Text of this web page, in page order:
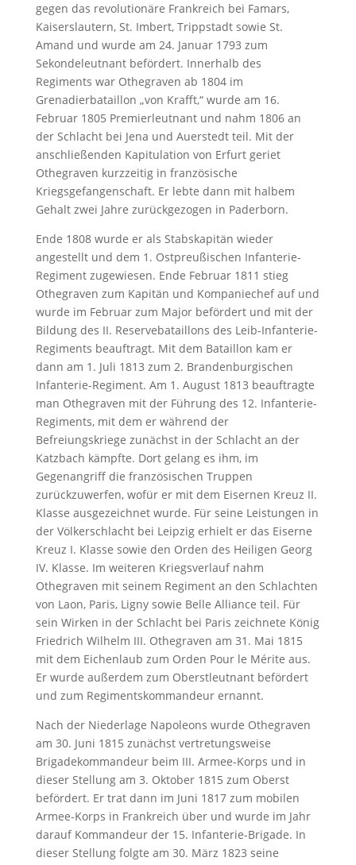
gegen das revolutionäre Frankreich bei Famars,
Kaiserslautern, St. Imbert, Trippstadt sowie St.
Amand und wurde am 24. Januar 1793 zum
Sekondeleutnant befördert. Innerhalb des
Regiments war Othegraven ab 1804 im
Grenadierbataillon „von Krafft,“ wurde am 16.
Februar 1805 Premierleutnant und nahm 1806 an
der Schlacht bei Jena und Auerstedt teil. Mit der
anschließenden Kapitulation von Erfurt geriet
Othegraven kurzzeitig in französische
Kriegsgefangenschaft. Er lebte dann mit halbem
Gehalt zwei Jahre zurückgezogen in Paderborn.
Ende 1808 wurde er als Stabskapitän wieder
angestellt und dem 1. Ostpreußischen Infanterie-
Regiment zugewiesen. Ende Februar 1811 stieg
Othegraven zum Kapitän und Kompaniechef auf und
wurde im Februar zum Major befördert und mit der
Bildung des II. Reservebataillons des Leib-Infanterie-
Regiments beauftragt. Mit dem Bataillon kam er
dann am 1. Juli 1813 zum 2. Brandenburgischen
Infanterie-Regiment. Am 1. August 1813 beauftragte
man Othegraven mit der Führung des 12. Infanterie-
Regiments, mit dem er während der
Befreiungskriege zunächst in der Schlacht an der
Katzbach kämpfte. Dort gelang es ihm, im
Gegenangriff die französischen Truppen
zurückzuwerfen, wofür er mit dem Eisernen Kreuz II.
Klasse ausgezeichnet wurde. Für seine Leistungen in
der Völkerschlacht bei Leipzig erhielt er das Eiserne
Kreuz I. Klasse sowie den Orden des Heiligen Georg
IV. Klasse. Im weiteren Kriegsverlauf nahm
Othegraven mit seinem Regiment an den Schlachten
von Laon, Paris, Ligny sowie Belle Alliance teil. Für
sein Wirken in der Schlacht bei Paris zeichnete König
Friedrich Wilhelm III. Othegraven am 31. Mai 1815
mit dem Eichenlaub zum Orden Pour le Mérite aus.
Er wurde außerdem zum Oberstleutnant befördert
und zum Regimentskommandeur ernannt.
Nach der Niederlage Napoleons wurde Othegraven
am 30. Juni 1815 zunächst vertretungsweise
Brigadekommandeur beim III. Armee-Korps und in
dieser Stellung am 3. Oktober 1815 zum Oberst
befördert. Er trat dann im Juni 1817 zum mobilen
Armee-Korps in Frankreich über und wurde im Jahr
darauf Kommandeur der 15. Infanterie-Brigade. In
dieser Stellung folgte am 30. März 1823 seine